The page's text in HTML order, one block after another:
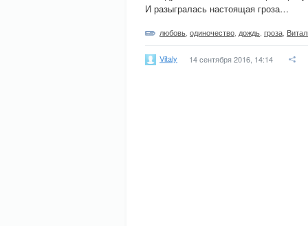
И разыгралась настоящая гроза…
любовь одиночество дождь гроза
Vitaly 14 сентября 2016, 14:14